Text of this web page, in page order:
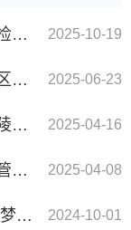
《城市生活污水排放管理条例》执法检查组赴铜官区开展执法检查工作 2025-10-19
《全民健身条例》执法检查组赴铜官区开展执法检查工作 2025-06-23
陈昌生带队赴义安区、郊区开展《铜陵市燃放经营烟花爆竹管理规定》执法检查 2025-04-16
市人大常委会召开燃放经营烟花爆竹管理规定执法检查动员会 2025-04-08
市人大常委会执法检查动员会召开 张梦生等出席 2024-10-01